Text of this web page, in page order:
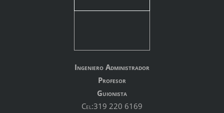
Ingeniero Administrador
Profesor
Guionista
Cel:319 220 6169